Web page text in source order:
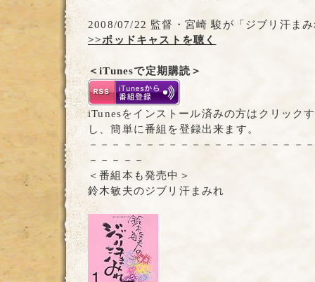
2008/07/22 監督・宮崎 駿が「ジブリ汗ま
>>ポッドキャストを聴く
＜iTunesで定期購読＞
iTunesをインストール済みの方はクリック
し、簡単に番組を登録出来ます。
－－－－－－－－－－－－－－－－－－－
－－－－－
＜番組本も発売中＞
鈴木敏夫のジブリ汗まみれ